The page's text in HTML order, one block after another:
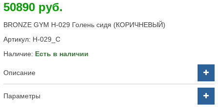
50890 руб.
BRONZE GYM H-029 Голень сидя (КОРИЧНЕВЫЙ)
Артикул: H-029_C
Наличие: Есть в наличии
Описание
Параметры